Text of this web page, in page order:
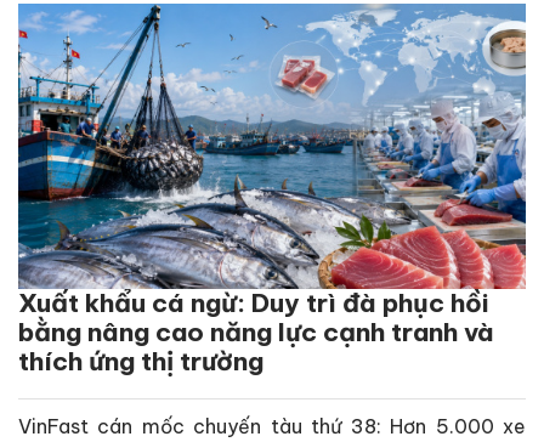
Xuất khẩu cá ngừ: Duy trì đà phục hồi
bằng nâng cao năng lực cạnh tranh và
thích ứng thị trường
VinFast cán mốc chuyến tàu thứ 38: Hơn 5.000 xe